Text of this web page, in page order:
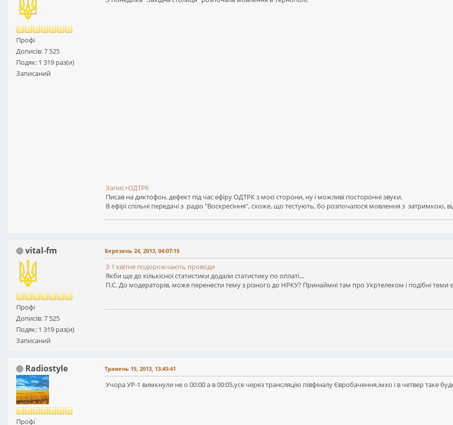
Профі
Дописів: 7 525
Подяк: 1 319 раз(и)
Записаний
Запис+ОДТРК
Писав на диктофон, дефект під час ефіру ОДТРК з моєї сторони, ну і можливі посторонні звуки.
В ефірі спільні передачі з радіо "Воскресіння", схоже, що тестують, бо розпочалося мовлення з затримкою,
vital-fm
Профі
Дописів: 7 525
Подяк: 1 319 раз(и)
Записаний
Березень 24, 2013, 04:07:15
З 1 квітня подорожчають проводи
Якби ще до кількісної статистики додали статистику по оплаті...
П.С. До модераторів, може перенести тему з різного до НРКУ? Принаймні там про Укртелеком і подібні
Radiostyle
Профі
Травень 15, 2013, 13:45:41
Учора УР-1 вимкнули не о 00:00 а в 00:05,усе через трансляцію півфіналу Євробачення,імхо і в четвер таке